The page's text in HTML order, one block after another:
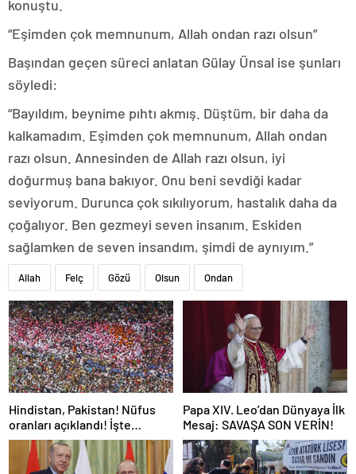
konuştu.
“Eşimden çok memnunum, Allah ondan razı olsun”
Başından geçen süreci anlatan Gülay Ünsal ise şunları
söyledi:
“Bayıldım, beynime pıhtı akmış. Düştüm, bir daha da
kalkamadım. Eşimden çok memnunum, Allah ondan
razı olsun. Annesinden de Allah razı olsun, iyi
doğurmuş bana bakıyor. Onu beni sevdiği kadar
seviyorum. Durunca çok sıkılıyorum, hastalık daha da
çoğalıyor. Ben gezmeyi seven insanım. Eskiden
sağlamken de seven insandım, şimdi de aynıyım.”
Allah Felç Gözü Olsun Ondan
Hindistan, Pakistan! Nüfus
oranları açıklandı! İşte
Dünyanın en kalabalık ülkesi!
Dünya haritası ülkeler!
Papa XIV. Leo’dan Dünyaya İlk
Mesaj: SAVAŞA SON VERİN!